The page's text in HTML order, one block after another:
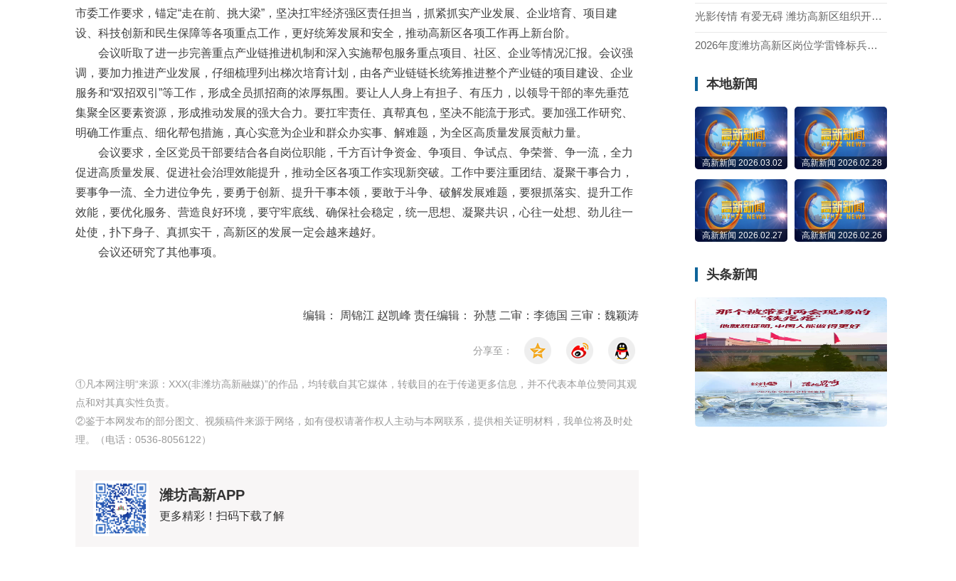
市委工作要求，锚定“走在前、挑大梁”，坚决扛牢经济强区责任担当，抓紧抓实产业发展、企业培育、项目建
设、科技创新和民生保障等各项重点工作，更好统筹发展和安全，推动高新区各项工作再上新台阶。
会议听取了进一步完善重点产业链推进机制和深入实施帮包服务重点项目、社区、企业等情况汇报。会议强
调，要加力推进产业发展，仔细梳理列出梯次培育计划，由各产业链链长统筹推进整个产业链的项目建设、企业
服务和“双招双引”等工作，形成全员抓招商的浓厚氛围。要让人人身上有担子、有压力，以领导干部的率先垂范
集聚全区要素资源，形成推动发展的强大合力。要扛牢责任、真帮真包，坚决不能流于形式。要加强工作研究、
明确工作重点、细化帮包措施，真心实意为企业和群众办实事、解难题，为全区高质量发展贡献力量。
会议要求，全区党员干部要结合各自岗位职能，千方百计争资金、争项目、争试点、争荣誉、争一流，全力
促进高质量发展、促进社会治理效能提升，推动全区各项工作实现新突破。工作中要注重团结、凝聚干事合力，
要事争一流、全力进位争先，要勇于创新、提升干事本领，要敢于斗争、破解发展难题，要狠抓落实、提升工作
效能，要优化服务、营造良好环境，要守牢底线、确保社会稳定，统一思想、凝聚共识，心往一处想、劲儿往一
处使，扑下身子、真抓实干，高新区的发展一定会越来越好。
会议还研究了其他事项。
编辑： 周锦江 赵凯峰 责任编辑： 孙慧 二审：李德国 三审：魏颖涛
分享至：
①凡本网注明“来源：XXX(非潍坊高新融媒)”的作品，均转载自其它媒体，转载目的在于传递更多信息，并不代表本单位赞同其观
点和对其真实性负责。
②鉴于本网发布的部分图文、视频稿件来源于网络，如有侵权请著作权人主动与本网联系，提供相关证明材料，我单位将及时处
理。（电话：0536-8056122）
潍坊高新APP
更多精彩！扫码下载了解
光影传情 有爱无碍 潍坊高新区组织开展全国爱耳日公益观影活动
2026年度潍坊高新区岗位学雷锋标兵拟命名名单公示
本地新闻
高新新闻 2026.03.02 高新新闻 2026.02.28
高新新闻 2026.02.27 高新新闻 2026.02.26
头条新闻